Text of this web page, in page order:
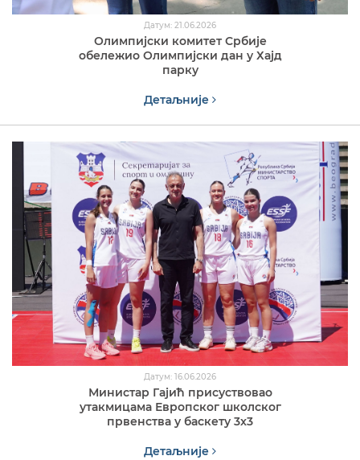
Датум: 21.06.2026
Олимпијски комитет Србије
обележио Олимпијски дан у Хајд
парку
Детаљније
Датум: 16.06.2026
Министар Гајић присуствовао
утакмицама Европског школског
првенства у баскету 3x3
Детаљније